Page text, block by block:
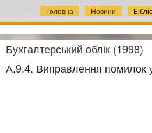
Головна Новини
Бухгалтерський облік (1998)
А.9.4. Виправлення помилок